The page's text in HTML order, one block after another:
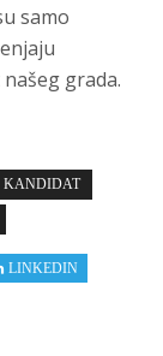
samo
grada.
KANDIDAT
LINKEDIN